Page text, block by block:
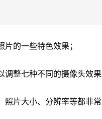
的一些特色效果；
整七种不同的摄像头效果
片大小、分辨率等都非常